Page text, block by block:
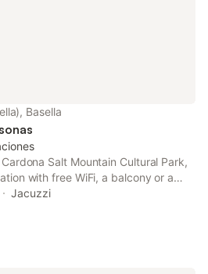
Basella
Salt Mountain Cultural Park,
with free WiFi, a balcony or a
and an outdoor pool. Featuring
also provides guests with a picnic
Jacuzzi